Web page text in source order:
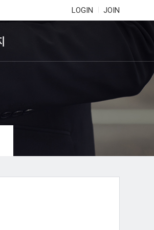
LOGIN JOIN